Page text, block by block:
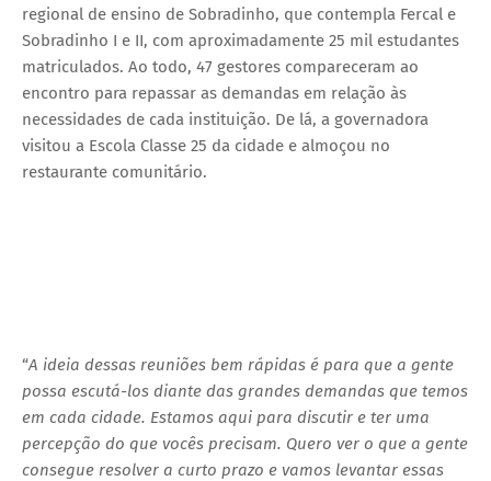
regional de ensino de Sobradinho, que contempla Fercal e
Sobradinho I e II, com aproximadamente 25 mil estudantes
matriculados. Ao todo, 47 gestores compareceram ao
encontro para repassar as demandas em relação às
necessidades de cada instituição. De lá, a governadora
visitou a Escola Classe 25 da cidade e almoçou no
restaurante comunitário.
“A ideia dessas reuniões bem rápidas é para que a gente
possa escutá-los diante das grandes demandas que temos
em cada cidade. Estamos aqui para discutir e ter uma
percepção do que vocês precisam. Quero ver o que a gente
consegue resolver a curto prazo e vamos levantar essas